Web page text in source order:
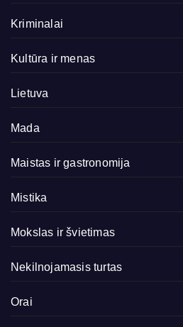
Kriminalai
Kultūra ir menas
Lietuva
Mada
Maistas ir gastronomija
Mistika
Mokslas ir švietimas
Nekilnojamasis turtas
Orai